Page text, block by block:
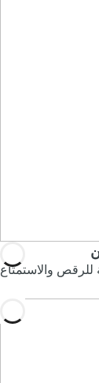
للرقص والاستمتاع